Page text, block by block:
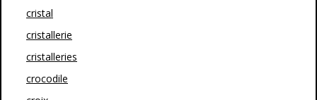
cristal
cristallerie
cristalleries
crocodile